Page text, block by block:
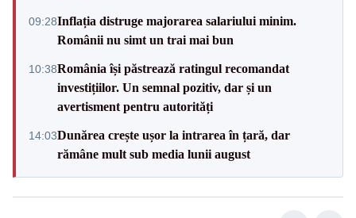
09:28Inflația distruge majorarea salariului minim.
Românii nu simt un trai mai bun
10:38România își păstrează ratingul recomandat
investițiilor. Un semnal pozitiv, dar și un
avertisment pentru autorități
14:03Dunărea crește ușor la intrarea în țară, dar
rămâne mult sub media lunii august